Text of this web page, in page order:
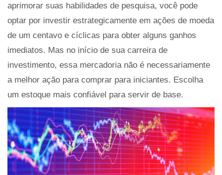
aprimorar suas habilidades de pesquisa, você pode
optar por investir estrategicamente em ações de moeda
de um centavo e cíclicas para obter alguns ganhos
imediatos. Mas no início de sua carreira de
investimento, essa mercadoria não é necessariamente
a melhor ação para comprar para iniciantes. Escolha
um estoque mais confiável para servir de base.